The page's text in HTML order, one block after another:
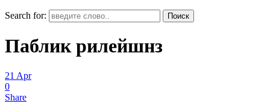
Search for:
Паблик рилейшнз
21 Apr
0
Share